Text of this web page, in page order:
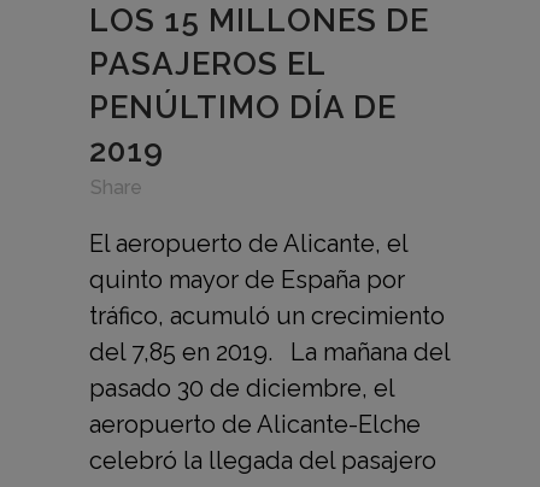
LOS 15 MILLONES DE
PASAJEROS EL
PENÚLTIMO DÍA DE
2019
Share
El aeropuerto de Alicante, el
quinto mayor de España por
tráfico, acumuló un crecimiento
del 7,85 en 2019. La mañana del
pasado 30 de diciembre, el
aeropuerto de Alicante-Elche
celebró la llegada del pasajero